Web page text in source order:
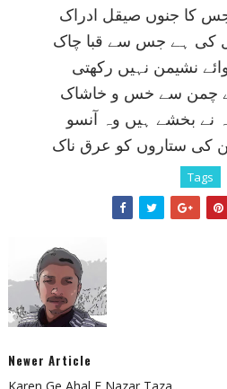
کا جنوں صيقل ادراک
کی ہے جس سے قبا چاک
نشيمن نہيں رکھتی
چمن سے خس و خاشاک
نے بخشے ہيں وہ آنسو
کی ستاروں کو عرق ناک
Tags
Newer Article